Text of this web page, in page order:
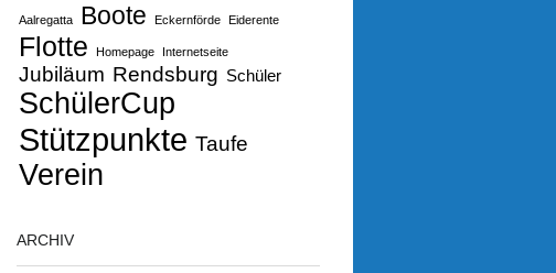
Aalregatta Boote Eckernförde Eiderente
Flotte Homepage Internetseite
Jubiläum Rendsburg Schüler
SchülerCup
Stützpunkte Taufe
Verein
ARCHIV